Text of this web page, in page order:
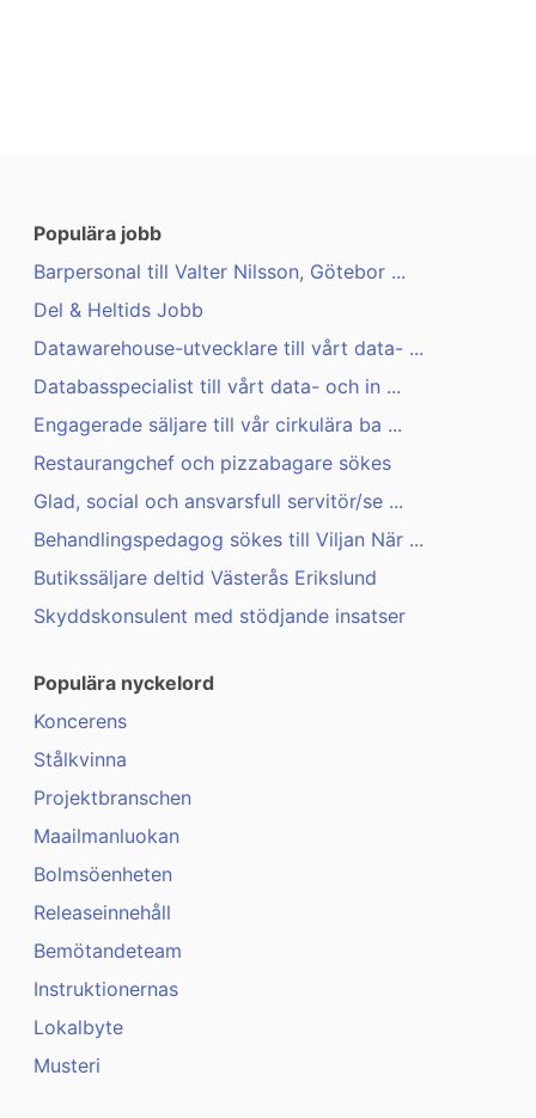
Populära jobb
Barpersonal till Valter Nilsson, Götebor ...
Del & Heltids Jobb
Datawarehouse-utvecklare till vårt data- ...
Databasspecialist till vårt data- och in ...
Engagerade säljare till vår cirkulära ba ...
Restaurangchef och pizzabagare sökes
Glad, social och ansvarsfull servitör/se ...
Behandlingspedagog sökes till Viljan När ...
Butikssäljare deltid Västerås Erikslund
Skyddskonsulent med stödjande insatser
Populära nyckelord
Koncerens
Stålkvinna
Projektbranschen
Maailmanluokan
Bolmsöenheten
Releaseinnehåll
Bemötandeteam
Instruktionernas
Lokalbyte
Musteri